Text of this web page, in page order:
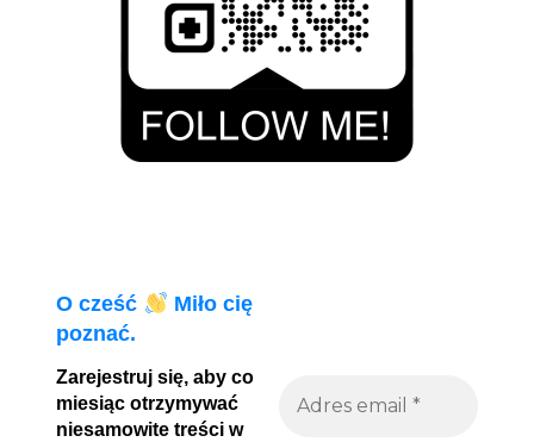
O cześć
Miło cię
poznać.
Zarejestruj się, aby co
miesiąc otrzymywać
niesamowite treści w